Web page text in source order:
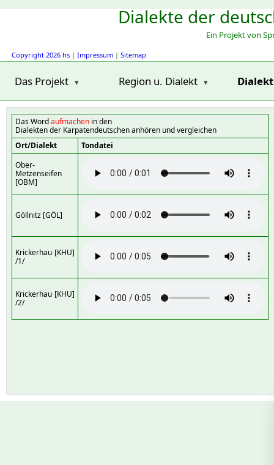
Dialekte der
Ein Projekt von
Copyright 2026 hs | Impressum | Sitemap
Das Projekt Region u. Dialekt
Das Wordaufmachen in den
Dialekten der Karpatendeutschen anhören und vergleichen
Ort/Dialekt
Tondatei
Ober-
Metzenseifen
[OBM]
Göllnitz [GÖL]
Krickerhau [KHU]
/1/
Krickerhau [KHU]
/2/